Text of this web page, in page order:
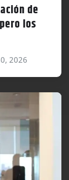
de
los
2026